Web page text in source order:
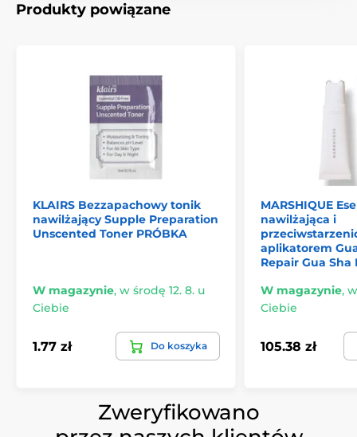
Produkty powiązane
KLAIRS Bezzapachowy tonik
nawilżający Supple Preparation
Unscented Toner PRÓBKA
W magazynie, w środę 12. 8. u
Ciebie
1.77 zł Do koszyka
MARSHIQUE
nawilżająca i
aplikatorem
Repair Gua Sha
W magazynie,
Ciebie
105.38 zł
Zweryfikowano